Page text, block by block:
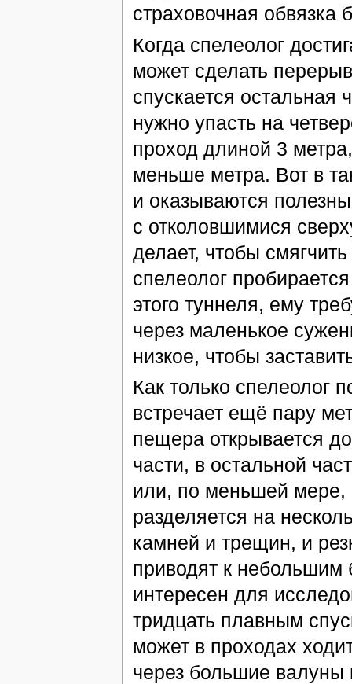
страховочная обвязка
Когда спелеолог
может сделать
спускается остальная
нужно упасть на
проход длиной 3
меньше метра. Вот в
и оказываются
с отколовшимися
делает, чтобы
спелеолог
этого туннеля, ему
через маленькое
низкое, чтобы
Как только спелеолог
встречает ещё пару
пещера открывается
части, в остальной
или, по меньшей мере,
разделяется на
камней и трещин, и
приводят к небольшим
интересен для
тридцать плавным
может в проходах
через большие валуны